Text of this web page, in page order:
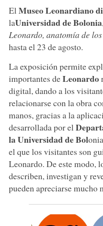
El Museo Leonardiano
laUniversidad de Bolonia
Leonardo, anatomía de
hasta el 23 de agosto.
La exposición permite
importantes deLeonardo
digital, dando a los
relacionarse con la obra
manos, gracias a la
desarrollada por el
la Universidad de Bol
el que los visitantes son
Leonardo. De este modo,
describen, investigan y
pueden apreciarse mucho